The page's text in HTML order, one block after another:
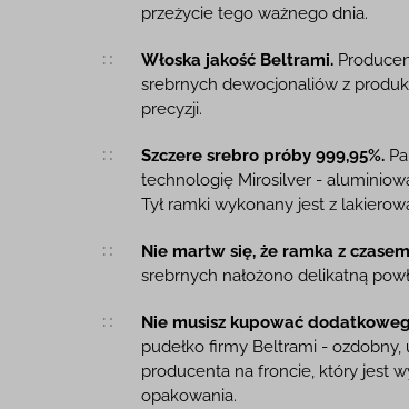
przeżycie tego ważnego dnia.
Włoska jakość Beltrami.
srebrnych dewocjonaliów z
precyzji.
Szczere srebro próby 999,95%.
technologię Mirosilver -
Tył ramki wykonany jest z
Nie martw się, że ramka z
srebrnych nałożono delikatną
Nie musisz kupować
pudełko firmy Beltrami -
producenta na froncie, który jest
opakowania.